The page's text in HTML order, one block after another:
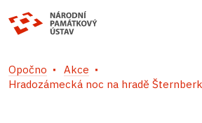
Opočno
Akce
Hradozámecká noc na hradě